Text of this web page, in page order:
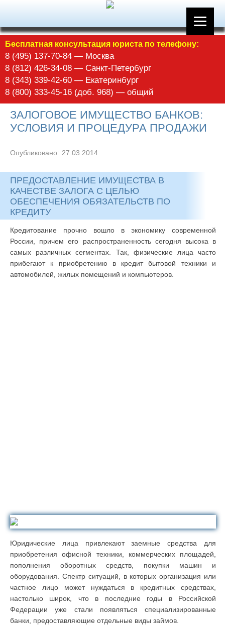
Бесплатная консультация юриста по телефону:
8 (495) 137-70-84 — Москва
8 (812) 426-34-08 — Санкт-Петербург
8 (343) 339-42-60 — Екатеринбург
8 (800) 333-45-16 (доб. 968) — общий
ЗАЛОГОВОЕ ИМУЩЕСТВО БАНКОВ:
УСЛОВИЯ И ПРОЦЕДУРА ПРОДАЖИ
Опубликовано: 27.03.2014
ПРЕДОСТАВЛЕНИЕ ИМУЩЕСТВА В
КАЧЕСТВЕ ЗАЛОГА С ЦЕЛЬЮ
ОБЕСПЕЧЕНИЯ ОБЯЗАТЕЛЬСТВ ПО
КРЕДИТУ
Кредитование прочно вошло в экономику современной
России, причем его распространенность сегодня высока в
самых различных сегментах. Так, физические лица часто
прибегают к приобретению в кредит бытовой техники и
автомобилей, жилых помещений и компьютеров.
Юридические лица привлекают заемные средства для
приобретения офисной техники, коммерческих площадей,
пополнения оборотных средств, покупки машин и
оборудования. Спектр ситуаций, в которых организация или
частное лицо может нуждаться в кредитных средствах,
настолько широк, что в последние годы в Российской
Федерации уже стали появляться специализированные
банки, предоставляющие отдельные виды займов.